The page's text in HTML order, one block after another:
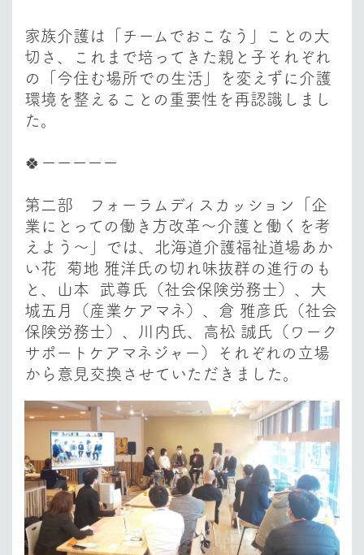
家族介護は「チームでおこなう」ことの大
切さ、
これまで培ってきた親と子それぞれ
の
「今住む場所での生活」を変えずに介護
環境を整えることの重要性 を再認識しまし
た。
🍀ーーーーー
第二部 フォーラムディスカッション「企
業にとっての働き方改革～介護と働くを考
えよう～」
では、北海道介護福祉道場あか
い花 菊地 雅洋氏の切れ味抜群の進行のも
と、山本 武尊氏（社会保険労務士）、大
城五月（産業ケアマネ）、倉 雅彦氏（社会
保険労務士）、川内氏、高松 誠氏（ワーク
サポートケアマネジャー）それぞれの立場
から意見交換させていただきました。